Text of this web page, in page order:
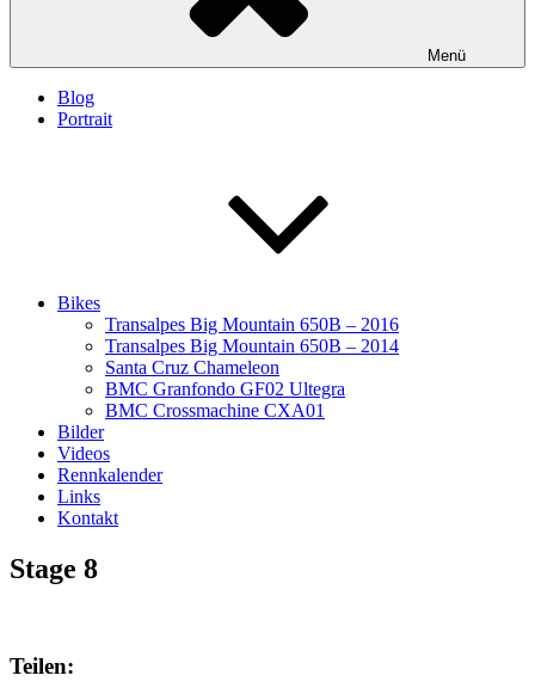
Menü
Blog
Portrait
Bikes
Transalpes Big Mountain 650B – 2016
Transalpes Big Mountain 650B – 2014
Santa Cruz Chameleon
BMC Granfondo GF02 Ultegra
BMC Crossmachine CXA01
Bilder
Videos
Rennkalender
Links
Kontakt
Stage 8
Teilen: